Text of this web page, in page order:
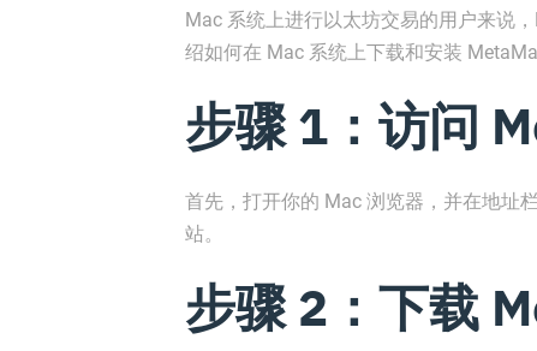
Mac 系统上进行以太坊交易的用户来说
绍如何在 Mac 系统上下载和安装
步骤 1：访问
首先，打开你的 Mac 浏览器，并在地址
站。
步骤 2：下载